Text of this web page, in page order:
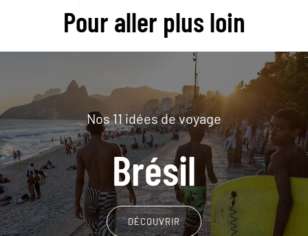
Pour aller plus loin
Nos 11 idées de voyage
Brésil
DÉCOUVRIR